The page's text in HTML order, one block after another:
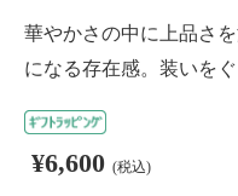
華やかさの中に上品さ
になる存在感。装いを
¥6,600 (税込)